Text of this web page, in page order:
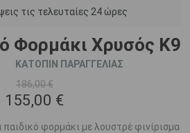
τις τελευταίες 24 ώρες
Φορμάκι Χρυσός Κ9
ΚΑΤΟΠΙΝ ΠΑΡΑΓΓΕΛΙΑΣ
186,00 €
155,00 €
παιδικό φορμάκι με λουστρέ φινίρισμα